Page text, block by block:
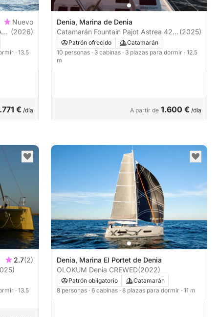
Nuevo
(2026)
· 13.5
€ /día
Denia, Marina de Denia
Catamarán Fountain Pajot Astrea 42
13m
(2025)
Patrón ofrecido
Catamarán
10 personas · 3 cabinas · 3 plazas para dormir · 12.5
m
A partir de 1.600 € /día
2.7(2)
· 13.5
Denia, Marina El Portet de Denia
OLOKUM Denia CREWED(2022)
Patrón obligatorio
Catamarán
8 personas · 6 cabinas · 8 plazas para dormir · 11 m